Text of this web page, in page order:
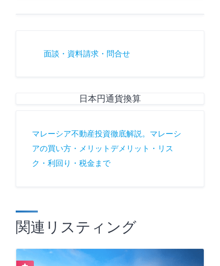
面談・資料請求・問合せ
日本円通貨換算
マレーシア不動産投資徹底解説。マレーシ
アの買い方・メリットデメリット・リス
ク・利回り・税金まで
関連リスティング